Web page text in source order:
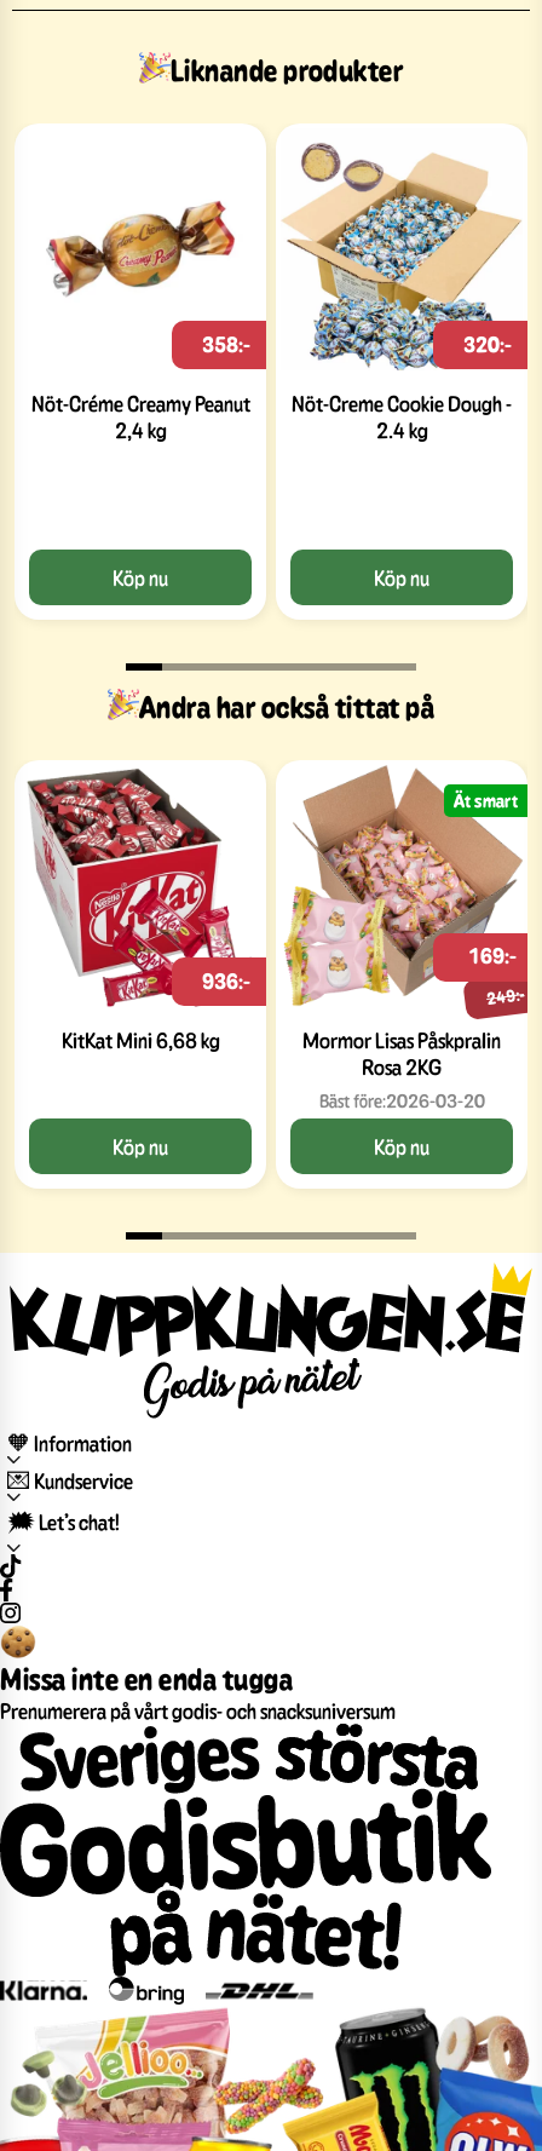
Liknande produkter
Nöt-Créme Creamy Peanut
2,4 kg
358:-
Köp nu
Nöt-Creme Cookie Dough -
2.4 kg
320:-
Köp nu
Andra har också tittat på
KitKat Mini 6,68 kg
936:-
Köp nu
Mormor Lisas Påskpralin
Rosa 2KG
249:-
169:-
Bäst före:2026-03-20
Köp nu
Ät smart
🧡 Information
💌 Kundservice
🗯️ Let’s chat!
Missa inte en enda tugga
Prenumerera på vårt godis- och snacksuniversum